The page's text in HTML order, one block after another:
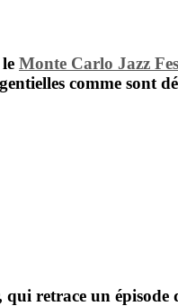
Monte Carlo Jazz
comme sont
retrace un épisode